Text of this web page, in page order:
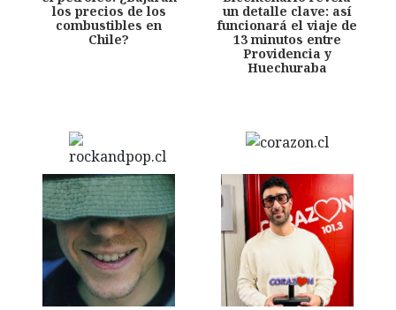
los precios de los
combustibles en
Chile?
un detalle clave: así
funcionará el viaje de
13 minutos entre
Providencia y
Huechuraba